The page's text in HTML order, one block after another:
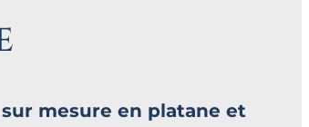
mesure en platane et